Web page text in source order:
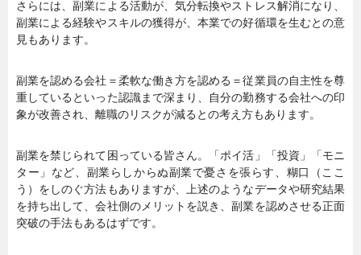
さらには、副業による活動が、気分転換やストレス解消になり、
副業による経験やスキルの獲得が、本業での好循環を生むとの意
見もあります。
副業を認める会社＝柔軟な働き方を認める＝従業員の自主性を尊
重しているといった認識まで深まり、自分の勤務する会社への印
象が改善され、離職のリスクが減るとの考え方もあります。
副業を禁じられて困っている皆さん。「ポイ活」「投資」「モニ
ター」など、副業らしからぬ副業で憂さを張らす、糊口（ここ
う）をしのぐ方法もありますが、上述のようなデータや研究結果
を持ち出して、会社側のメリットを説き、副業を認めさせる正面
突破の手法もあるはずです。